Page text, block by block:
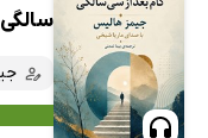
سالگی